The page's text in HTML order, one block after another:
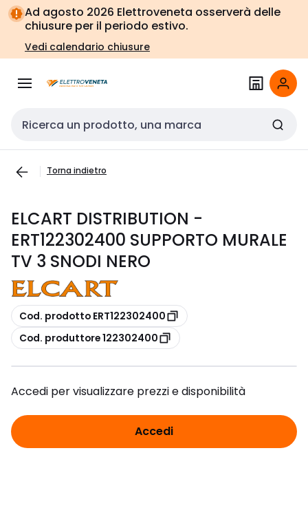
Vai alla
navigazione
Vai
alla
pagina
Ad agosto 2026 Elettroveneta osserverà delle
chiusure per il periodo estivo.
Vedi calendario chiusure
Cerca input
Torna indietro
ELCART DISTRIBUTION -
ERT122302400 SUPPORTO MURALE
TV 3 SNODI NERO
copia
Cod. prodotto ERT122302400
copia
Cod. produttore 122302400
Accedi per visualizzare prezzi e disponibilità
Accedi